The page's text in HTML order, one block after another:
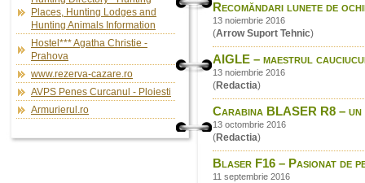
Places, Hunting Lodges and
Hunting Animals Information
Hostel*** Agatha Christie -
Prahova
www.rezerva-cazare.ro
AVPS Penes Curcanul - Ploiesti
Armurierul.ro
Recomăndari lunete de
13 noiembrie 2016
(Arrow Suport Tehnic)
AIGLE – maestrul
13 noiembrie 2016
(Redactia)
Carabina BLASER R8 –
13 octombrie 2016
(Redactia)
Blaser F16 – Pasionat de
11 septembrie 2016